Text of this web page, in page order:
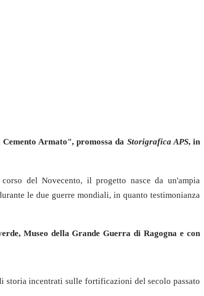
Armato", promossa da Storigrafica APS, in
del Novecento, il progetto nasce da un'ampia
le due guerre mondiali, in quanto testimonianza
Museo della Grande Guerra di Ragogna e con
storia incentrati sulle fortificazioni del secolo passato